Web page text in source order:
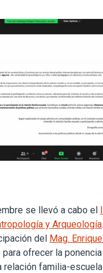
se llevó a cabo el
y Arqueología
del Mag.
ofrecer la
relación familia-